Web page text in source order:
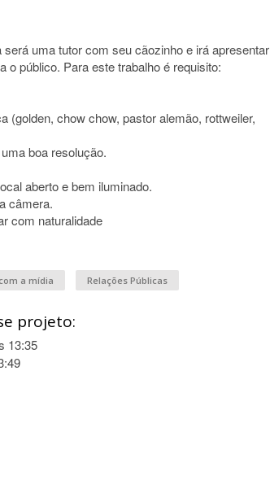
uma tutor com seu cãozinho e irá apresentar
o público. Para este trabalho é requisito:
(golden, chow chow, pastor alemão, rottweiler,
boa resolução.
aberto e bem iluminado.
câmera.
com naturalidade
a mídia Relações Públicas
projeto:
13:35